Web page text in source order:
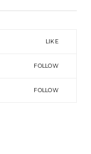
LIKE
FOLLOW
FOLLOW